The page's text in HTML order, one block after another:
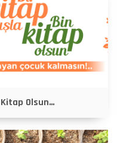
Olsun…